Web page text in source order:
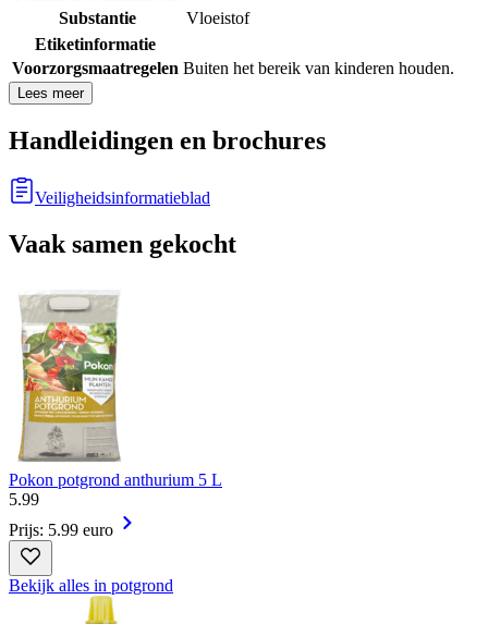
Substantie
Vloeistof
Etiketinformatie
Voorzorgsmaatregelen Buiten het bereik van kinderen houden.
Lees meer
Handleidingen en brochures
Veiligheidsinformatieblad
Vaak samen gekocht
Pokon potgrond anthurium 5 L
5.99
Prijs: 5.99 euro
Bekijk alles in potgrond